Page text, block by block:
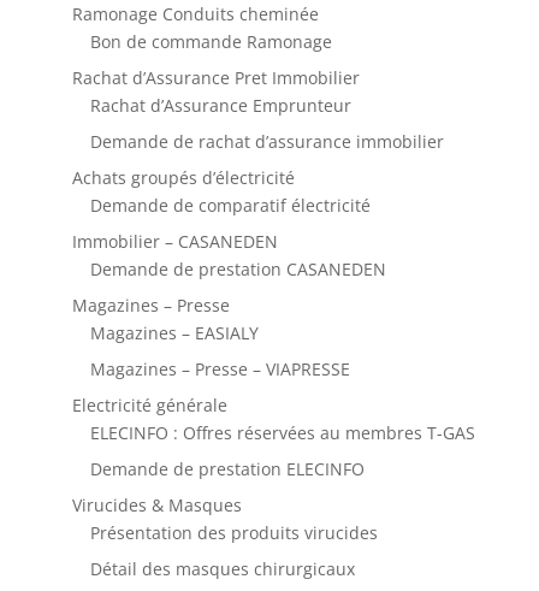
Ramonage Conduits cheminée
Bon de commande Ramonage
Rachat d’Assurance Pret Immobilier
Rachat d’Assurance Emprunteur
Demande de rachat d’assurance immobilier
Achats groupés d’électricité
Demande de comparatif électricité
Immobilier – CASANEDEN
Demande de prestation CASANEDEN
Magazines – Presse
Magazines – EASIALY
Magazines – Presse – VIAPRESSE
Electricité générale
ELECINFO : Offres réservées au membres T-GAS
Demande de prestation ELECINFO
Virucides & Masques
Présentation des produits virucides
Détail des masques chirurgicaux